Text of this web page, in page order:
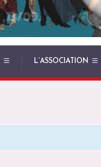
L’ASSOCIATION